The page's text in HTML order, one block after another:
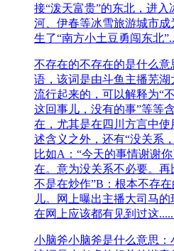
接“泼天富贵”的东北，进
河、伊春等冰雪旅游城市
生了“南方小土豆勇闯东北
不存在的不存在的是什么意
语，该词是由斗鱼主播芜
流行起来的，可以解释为“
这回事儿，没有的事”等等
在，尤其是在四川方言中
述含义之外，还有“没关系
比如A：“今天的事情谢谢
在。意为没关系不必要。
不是在炒作”B：根本不存
儿。网上曝出主播大司马
在网上应该都有见到过这
小脑斧小脑斧是什么意思